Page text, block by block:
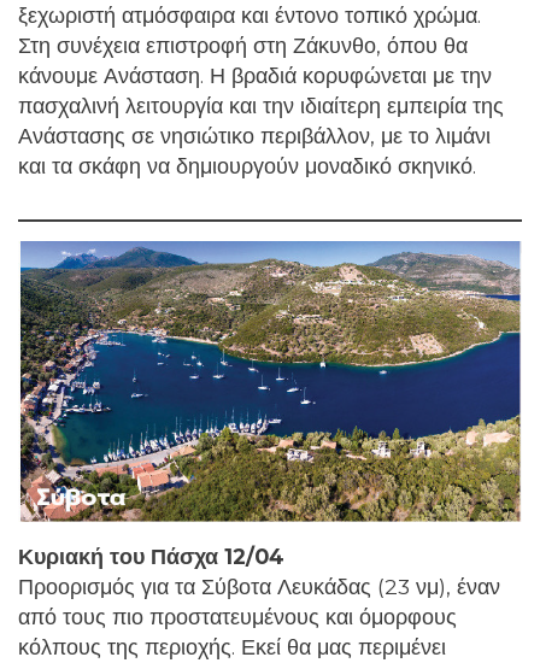
ξεχωριστή ατμόσφαιρα και έντονο τοπικό χρώμα.
Στη συνέχεια επιστροφή στη Ζάκυνθο, όπου θα
κάνουμε Ανάσταση. Η βραδιά κορυφώνεται με την
πασχαλινή λειτουργία και την ιδιαίτερη εμπειρία της
Ανάστασης σε νησιώτικο περιβάλλον, με το λιμάνι
και τα σκάφη να δημιουργούν μοναδικό σκηνικό.
Κυριακή του Πάσχα 12/04
Προορισμός για τα Σύβοτα Λευκάδας (23 νμ), έναν
από τους πιο προστατευμένους και όμορφους
κόλπους της περιοχής. Εκεί θα μας περιμένει